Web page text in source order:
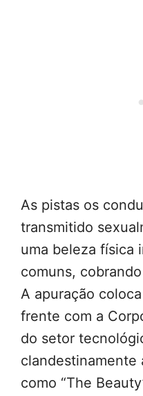
As pistas os
transmitido
uma beleza física
comuns,
A apuração
frente com a
do setor
clandestinamente
como “The